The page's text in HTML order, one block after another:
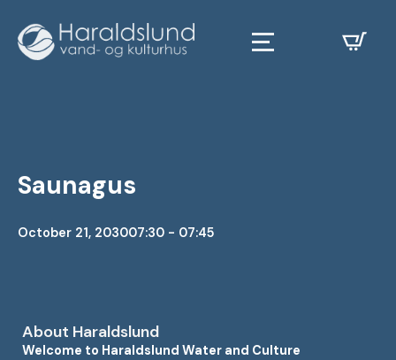
Saunagus
October 21, 203007:30 - 07:45
About Haraldslund
Welcome to Haraldslund Water and Culture